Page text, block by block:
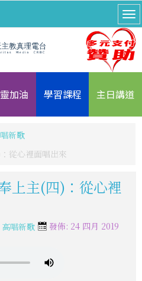
加油 學習課程 主日講道
新歌
從心裡面唱出來
上主(四)：從心裡
高唱新歌
發佈: 24 四月 2019